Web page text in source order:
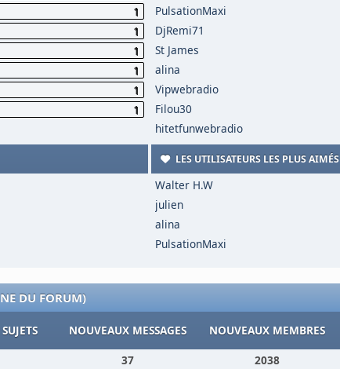
1
1
1
1
1
1
PulsationMaxi
DjRemi71
St James
alina
Vipwebradio
Filou30
hitetfunwebradio
LES UTILISATEURS LES PLUS AIMÉS
Walter H.W
julien
alina
PulsationMaxi
DU FORUM)
NOUVEAUX MESSAGES NOUVEAUX MEMBRES
37 2038